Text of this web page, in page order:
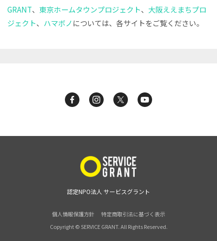
GRANT、 東京ホームタウンプロジェクト、 大阪ええまちプロ
ジェクト、 ハマボノ については、各サイトをご覧ください。
認定NPO法人 サービスグラント
個人情報保護方針
特定商取引法に基づく表示
Copyright © SERVICE GRANT. All Rights Reserved.